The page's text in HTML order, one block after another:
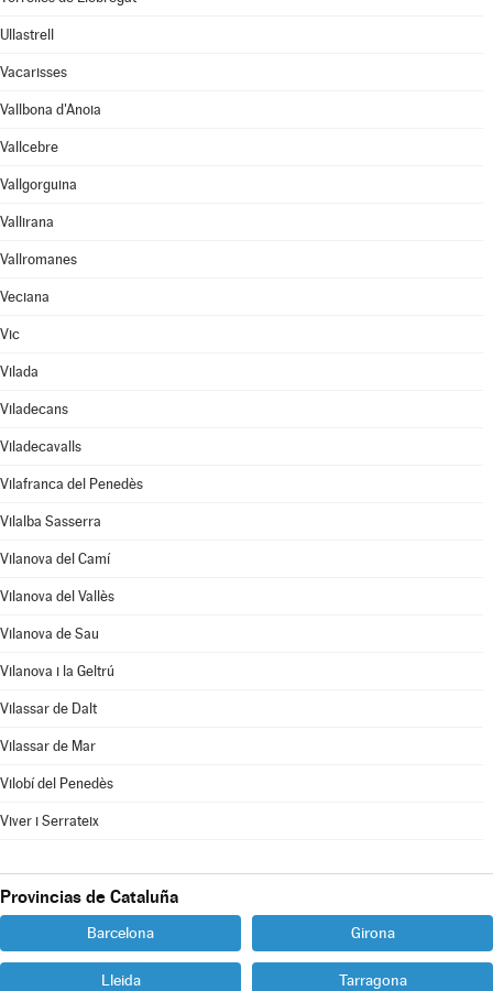
Ullastrell
Vacarisses
Vallbona d'Anoia
Vallcebre
Vallgorguina
Vallirana
Vallromanes
Veciana
Vic
Vilada
Viladecans
Viladecavalls
Vilafranca del Penedès
Vilalba Sasserra
Vilanova del Camí
Vilanova del Vallès
Vilanova de Sau
Vilanova i la Geltrú
Vilassar de Dalt
Vilassar de Mar
Vilobí del Penedès
Viver i Serrateix
Provincias de Cataluña
Barcelona Girona
Lleida Tarragona